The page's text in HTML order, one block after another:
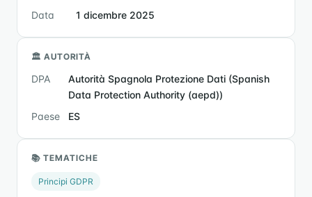
Data
1 dicembre 2025
🏛 AUTORITÀ
DPA
Autorità Spagnola Protezione Dati (Spanish
Data Protection Authority (aepd))
Paese
ES
📚 TEMATICHE
Principi GDPR